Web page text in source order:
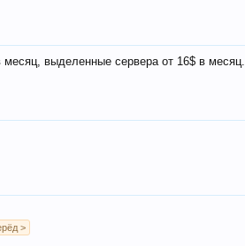
месяц, выделенные сервера от 16$ в месяц.
>